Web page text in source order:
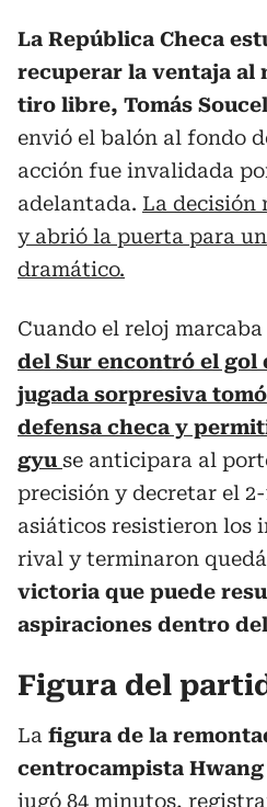
La República Checa
recuperar la ventaja al
tiro libre, Tomás
envió el balón al fondo
acción fue invalidada
adelantada. La decisión
y abrió la puerta para
dramático.
Cuando el reloj marcaba
del Sur encontró el gol
jugada sorpresiva
defensa checa y
gyu se anticipara al
precisión y decretar el
asiáticos resistieron los
rival y terminaron
victoria que puede
aspiraciones dentro
Figura del
La figura de la
centrocampista
jugó 84 minutos,